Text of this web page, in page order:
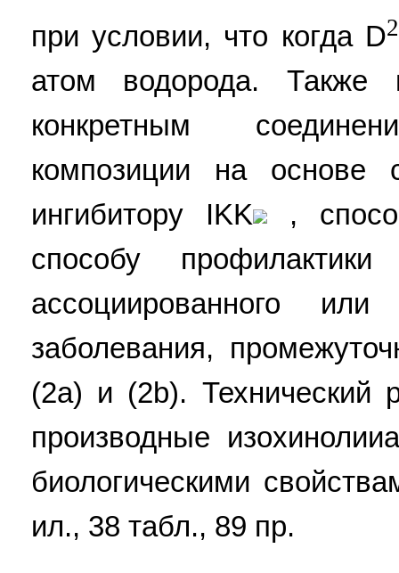
при условии, что когда D
атом водорода. Также
конкретным
композиции на основе
ингибитору IKK ,
способу
ассоциированного
заболевания,
(2а) и (2b). Технический
производные
биологическими
ил., 38 табл., 89 пр.